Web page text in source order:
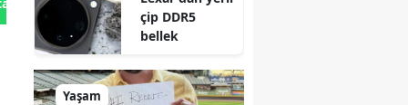
çip DDR5
bellek
Yaşam